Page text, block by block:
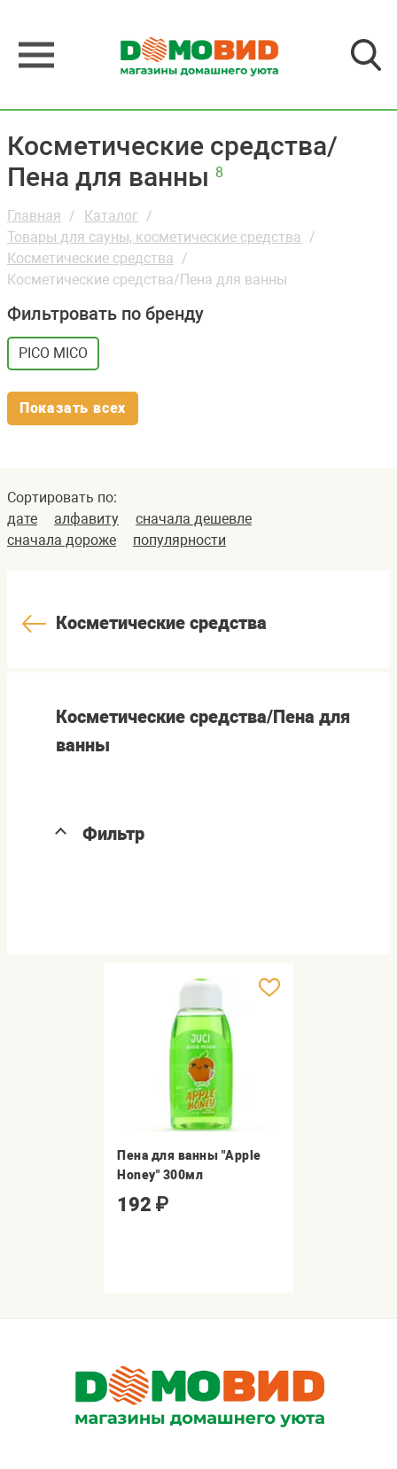
Косметические средства/
Пена для ванны 8
Главная
Каталог
Товары для сауны, косметические средства
Косметические средства
Косметические средства/Пена для ванны
Фильтровать по бренду
PICO MICO
Показать всех
Сортировать по:
дате
алфавиту
сначала дешевле
сначала дороже
популярности
Косметические средства
Косметические средства/Пена для
ванны
Фильтр
Пена для ванны "Apple
Honey" 300мл
192 ₽